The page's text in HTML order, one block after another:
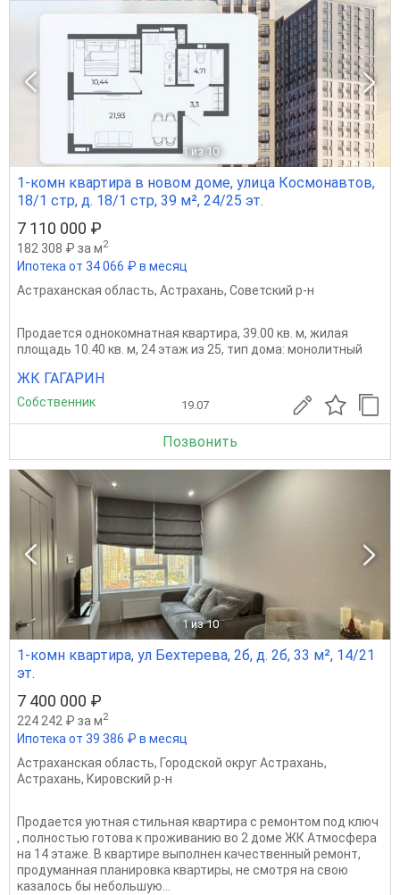
1 из 10
1-комн квартира в новом доме, улица Космонавтов,
18/1 стр, д. 18/1 стр, 39 м², 24/25 эт.
7 110 000 ₽
182 308 ₽ за м2
Ипотека от 34 066 ₽ в месяц
Астраханская область, Астрахань, Советский р-н
Продается однокомнатная квартира, 39.00 кв. м, жилая
площадь 10.40 кв. м, 24 этаж из 25, тип дома: монолитный
ЖК ГАГАРИН
Собственник 19.07
Позвонить
1 из 10
1-комн квартира, ул Бехтерева, 2б, д. 2б, 33 м², 14/21
эт.
7 400 000 ₽
224 242 ₽ за м2
Ипотека от 39 386 ₽ в месяц
Астраханская область, Городской округ Астрахань,
Астрахань, Кировский р-н
Продается уютная стильная квартира с ремонтом под ключ
, полностью готова к проживанию во 2 доме ЖК Атмосфера
на 14 этаже. В квартире выполнен качественный ремонт,
продуманная планировка квартиры, не смотря на свою
казалось бы небольшую...